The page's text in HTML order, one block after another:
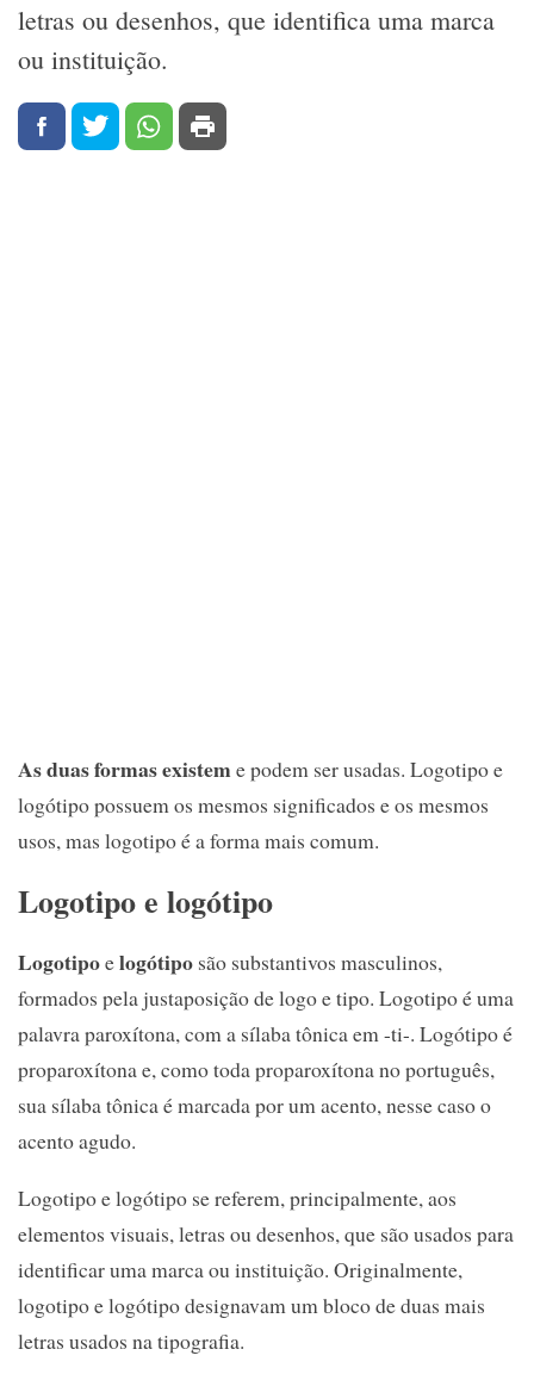
letras ou desenhos, que identifica uma marca
ou instituição.
As duas formas existeme podem ser usadas. Logotipo e
logótipo possuem os mesmos significados e os mesmos
usos, mas logotipo é a forma mais comum.
Logotipo e logótipo
Logotipoelogótipo são substantivos masculinos,
formados pela justaposição de logo e tipo. Logotipo é uma
palavra paroxítona, com a sílaba tônica em -ti-. Logótipo é
proparoxítona e, como toda proparoxítona no português,
sua sílaba tônica é marcada por um acento, nesse caso o
acento agudo.
Logotipo e logótipo se referem, principalmente, aos
elementos visuais, letras ou desenhos, que são usados para
identificar uma marca ou instituição. Originalmente,
logotipo e logótipo designavam um bloco de duas mais
letras usados na tipografia.